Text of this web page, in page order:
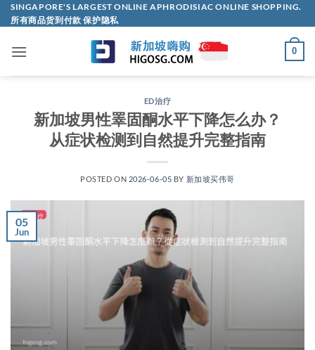
Skip
to
SINGAPORE'S LARGEST ONLINE APHRODISIAC ONLINE SHOPPING.
所有商品货到付款 保护隐私
0
ED治疗
新加坡男性睪固酮水平下降怎么办？
从症状检测到自然提升完整指南
POSTED ON 2026-06-05 BY 新加坡买伟哥
05
Jun